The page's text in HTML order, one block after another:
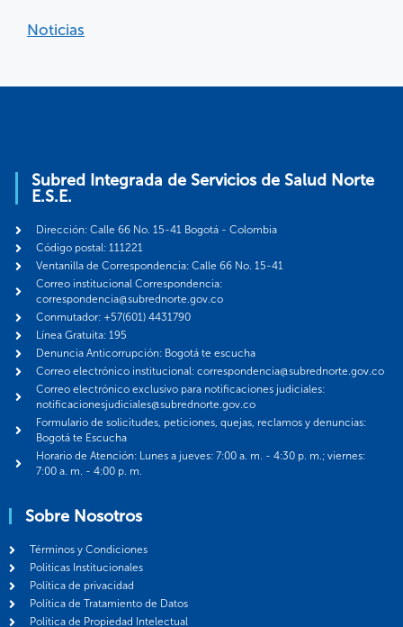
Noticias
Subred Integrada de Servicios de Salud Norte
E.S.E.
Dirección: Calle 66 No. 15-41 Bogotá - Colombia
Código postal: 111221
Ventanilla de Correspondencia: Calle 66 No. 15-41
Correo institucional Correspondencia:
correspondencia@subrednorte.gov.co
Conmutador: +57(601) 4431790
Línea Gratuita: 195
Denuncia Anticorrupción: Bogotá te escucha
Correo electrónico institucional: correspondencia@subrednorte.gov.co
Correo electrónico exclusivo para notificaciones judiciales:
notificacionesjudiciales@subrednorte.gov.co
Formulario de solicitudes, peticiones, quejas, reclamos y denuncias:
Bogotá te Escucha
Horario de Atención: Lunes a jueves: 7:00 a. m. - 4:30 p. m.; viernes:
7:00 a. m. - 4:00 p. m.
Sobre Nosotros
Términos y Condiciones
Politicas Institucionales
Política de privacidad
Política de Tratamiento de Datos
Política de Propiedad Intelectual